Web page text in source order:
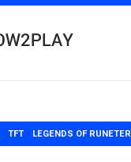
TFT LEGENDS OF